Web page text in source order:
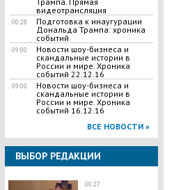
видеотрансляция
00:28
Подготовка к инаугурации
Дональда Трампа: хроника
событий
09:00
Новости шоу-бизнеса и
скандальные истории в
России и мире. Хроника
событий 22.12.16
09:00
Новости шоу-бизнеса и
скандальные истории в
России и мире. Хроника
событий 16.12.16
ВСЕ НОВОСТИ »
ВЫБОР РЕДАКЦИИ
00:27